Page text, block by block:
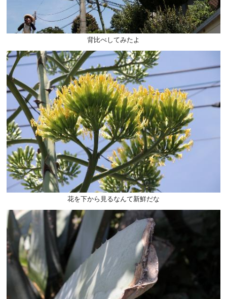
背比べしてみたよ
花を下から見るなんて新鮮だな